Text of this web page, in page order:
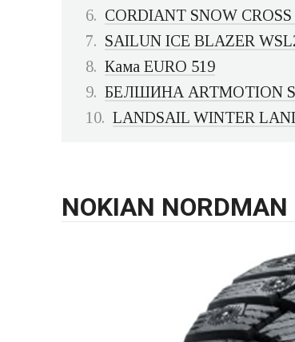
CORDIANT SNOW CROSS
SAILUN ICE BLAZER
Кама EURO 519
БЕЛШИНА ARTMOTION
LANDSAIL WINTER
NOKIAN NORDMAN